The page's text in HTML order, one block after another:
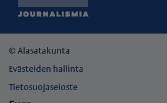
© Alasatakunta
Evästeiden hallinta
Tietosuojaseloste